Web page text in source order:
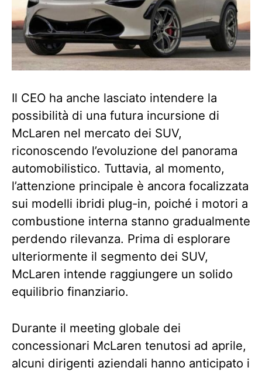
Il CEO ha anche lasciato intendere la
possibilità di una futura incursione di
McLaren nel mercato dei SUV,
riconoscendo l’evoluzione del panorama
automobilistico. Tuttavia, al momento,
l’attenzione principale è ancora focalizzata
sui modelli ibridi plug-in, poiché i motori a
combustione interna stanno gradualmente
perdendo rilevanza. Prima di esplorare
ulteriormente il segmento dei SUV,
McLaren intende raggiungere un solido
equilibrio finanziario.
Durante il meeting globale dei
concessionari McLaren tenutosi ad aprile,
alcuni dirigenti aziendali hanno anticipato i